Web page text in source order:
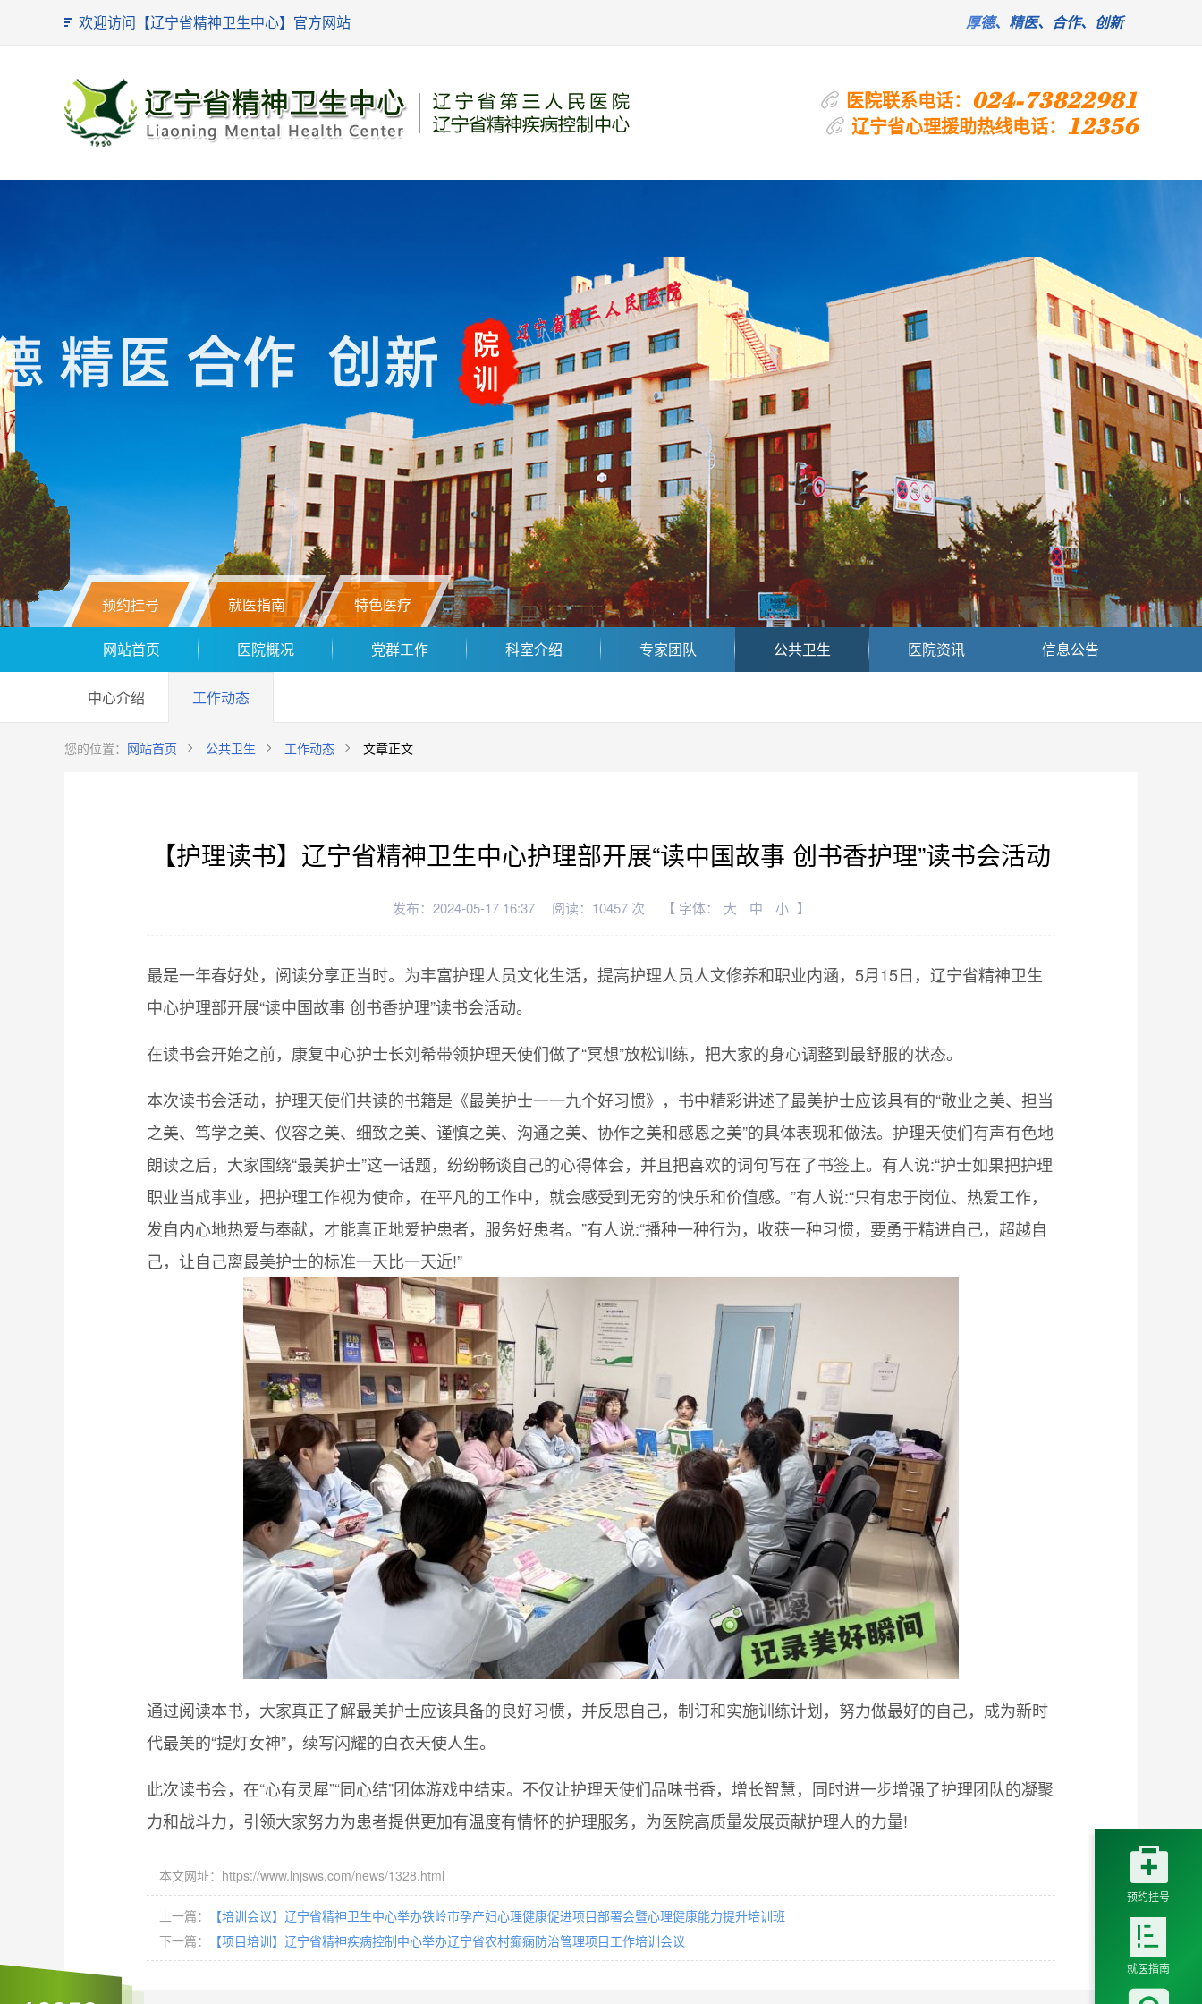
欢迎访问【辽宁省精神卫生中心】官方网站 厚德、精医、合作、创新
医院联系电话： 024-73822981
辽宁省心理援助热线电话： 12356
预约挂号 就医指南 特色医疗
网站首页 医院概况 党群工作 科室介绍 专家团队 公共卫生 医院资讯 信息公告
中心介绍 工作动态
您的位置： 网站首页 公共卫生 工作动态 文章正文
【护理读书】辽宁省精神卫生中心护理部开展“读中国故事 创书香护理”读书会活动
发布：2024-05-17 16:37 阅读：10457 次 【 字体： 大 中 小 】
最是一年春好处，阅读分享正当时。为丰富护理人员文化生活，提高护理人员人文修养和职业内涵，5月15日，辽宁省精神卫生
中心护理部开展“读中国故事 创书香护理”读书会活动。
在读书会开始之前，康复中心护士长刘希带领护理天使们做了“冥想”放松训练，把大家的身心调整到最舒服的状态。
本次读书会活动，护理天使们共读的书籍是《最美护士一一九个好习惯》，书中精彩讲述了最美护士应该具有的“敬业之美、担当
之美、笃学之美、仪容之美、细致之美、谨慎之美、沟通之美、协作之美和感恩之美”的具体表现和做法。护理天使们有声有色地
朗读之后，大家围绕“最美护士”这一话题，纷纷畅谈自己的心得体会，并且把喜欢的词句写在了书签上。有人说:“护士如果把护理
职业当成事业，把护理工作视为使命，在平凡的工作中，就会感受到无穷的快乐和价值感。”有人说:“只有忠于岗位、热爱工作，
发自内心地热爱与奉献，才能真正地爱护患者，服务好患者。”有人说:“播种一种行为，收获一种习惯，要勇于精进自己，超越自
己，让自己离最美护士的标准一天比一天近!”
通过阅读本书，大家真正了解最美护士应该具备的良好习惯，并反思自己，制订和实施训练计划，努力做最好的自己，成为新时
代最美的“提灯女神”，续写闪耀的白衣天使人生。
此次读书会，在“心有灵犀”“同心结”团体游戏中结束。不仅让护理天使们品味书香，增长智慧，同时进一步增强了护理团队的凝聚
力和战斗力，引领大家努力为患者提供更加有温度有情怀的护理服务，为医院高质量发展贡献护理人的力量!
本文网址：https://www.lnjsws.com/news/1328.html
上一篇：
【培训会议】辽宁省精神卫生中心举办铁岭市孕产妇心理健康促进项目部署会暨心理健康能力提升培训班
下一篇：
【项目培训】辽宁省精神疾病控制中心举办辽宁省农村癫痫防治管理项目工作培训会议

预约挂号

就医指南